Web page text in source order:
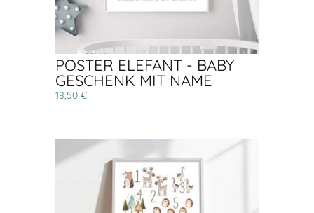
POSTER ELEFANT - BABY
GESCHENK MIT NAME
18,50 €